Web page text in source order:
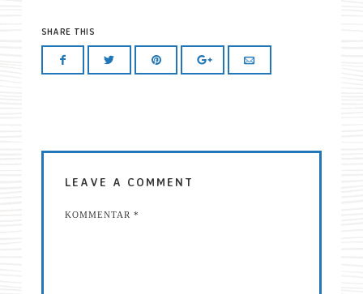
SHARE THIS
LEAVE A COMMENT
KOMMENTAR *